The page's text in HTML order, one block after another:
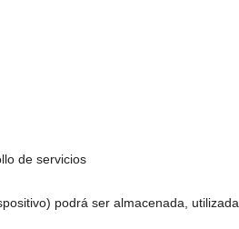
de servicios
podrá ser almacenada, utilizada
que desean modificar
lo·a·x·s logopedas y
como una asignatura
por la que la experiencia de